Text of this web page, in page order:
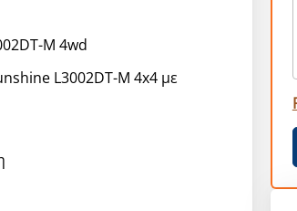
M 4wd
L3002DT-M 4x4 με